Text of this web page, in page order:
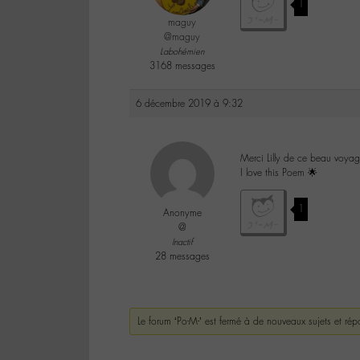
maguy
@maguy
Labohémien
3168 messages
1
6 décembre 2019 à 9:32
Anonyme
@
Inactif
28 messages
Merci Lilly de ce beau
I love this Poem 🌟
1
Le forum ‘Po-M-’ est fermé à de nouveaux sujets et